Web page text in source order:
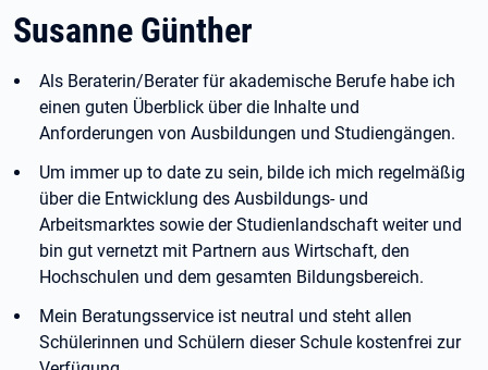
Susanne Günther
Als Beraterin/Berater für akademische Berufe habe ich
einen guten Überblick über die Inhalte und
Anforderungen von Ausbildungen und Studiengängen.
Um immer up to date zu sein, bilde ich mich regelmäßig
über die Entwicklung des Ausbildungs- und
Arbeitsmarktes sowie der Studienlandschaft weiter und
bin gut vernetzt mit Partnern aus Wirtschaft, den
Hochschulen und dem gesamten Bildungsbereich.
Mein Beratungsservice ist neutral und steht allen
Schülerinnen und Schülern dieser Schule kostenfrei zur